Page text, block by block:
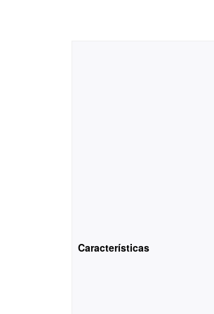
Características